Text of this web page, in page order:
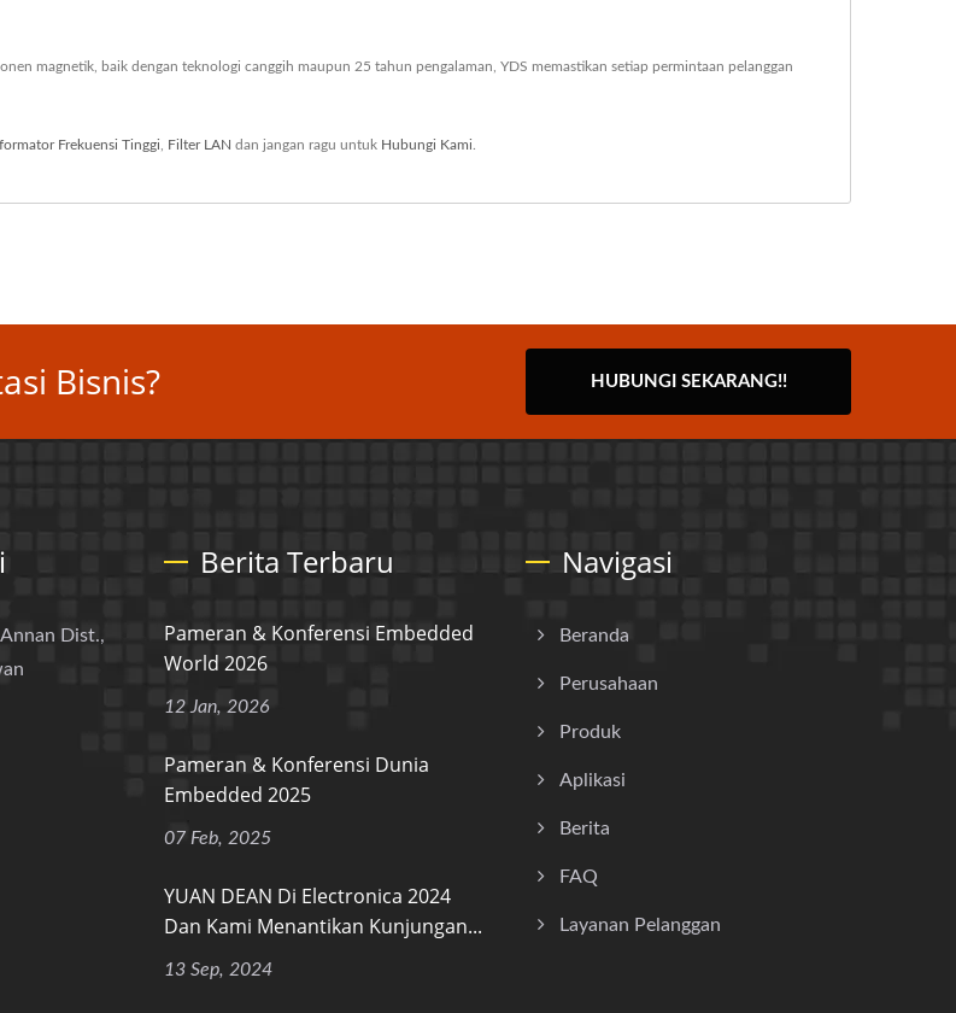
magnetik, baik dengan teknologi canggih maupun 25 tahun pengalaman, YDS memastikan setiap permintaan pelanggan
Frekuensi Tinggi Filter LAN dan jangan ragu untuk Hubungi Kami
Bisnis? HUBUNGI SEKARANG!!
Dist.,
Berita Terbaru
Pameran & Konferensi Embedded
World 2026
12 Jan, 2026
Pameran & Konferensi Dunia
Embedded 2025
07 Feb, 2025
YUAN DEAN Di Electronica 2024
Dan Kami Menantikan Kunjungan...
13 Sep, 2024
Navigasi
Beranda
Perusahaan
Produk
Aplikasi
Berita
FAQ
Layanan Pelanggan